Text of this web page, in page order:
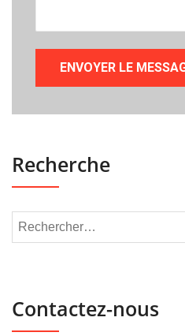
Recherche
Contactez-nous